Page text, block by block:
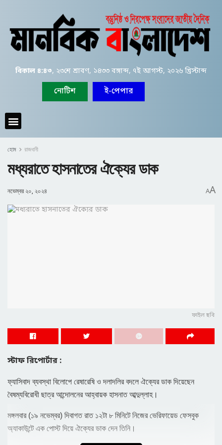
বিকাল ৪:৪৩, ২৩শে শ্রাবণ, ১৪৩৩ বঙ্গাব্দ, ৭ই আগস্ট, ২০২৬ খ্রিস্টাব্দ
নোটিশ ই-পেপার
হোম রাজধানী
মধ্যরাতে হাসনাতের ঐক্যের ডাক
নভেম্বর ২০, ২০২৪ AA
ফাইল ছবি
স্টাফ রিপোর্টার :
ফ্যাসিবাদ ব্যবস্থা বিলোপে রেষারেষি ও দলাদলির বদলে ঐক্যের ডাক দিয়েছেন
বৈষম্যবিরোধী ছাত্র আন্দোলনের আহ্বায়ক হাসনাত আব্দুল্লাহ।
মঙ্গলবার (১৯ নভেম্বর) দিবাগত রাত ১২টা ৮ মিনিটে নিজের ভেরিফায়েড ফেসবুক
অ্যাকাউন্টে এক পোস্ট দিয়ে ঐক্যের ডাক দেন তিনি।